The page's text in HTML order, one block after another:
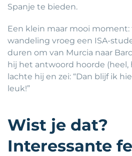
Spanje te bieden.
Een klein maar mooi moment:
wandeling vroeg een ISA-
duren om van Murcia naar
hij het antwoord hoorde (heel,
lachte hij en zei: “Dan blijf ik
leuk!”
Wist je dat?
Interessante